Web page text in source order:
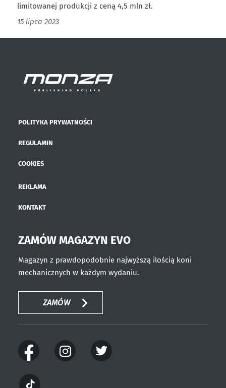
limitowanej produkcji z ceną 4,5 mln zł.
15 lipca 2023
POLITYKA PRYWATNOŚCI
REGULAMIN
COOKIES
REKLAMA
KONTAKT
ZAMÓW MAGAZYN EVO
Magazyn z prawdopodobnie najwyższą ilością koni
mechanicznych w każdym wydaniu.
ZAMÓW